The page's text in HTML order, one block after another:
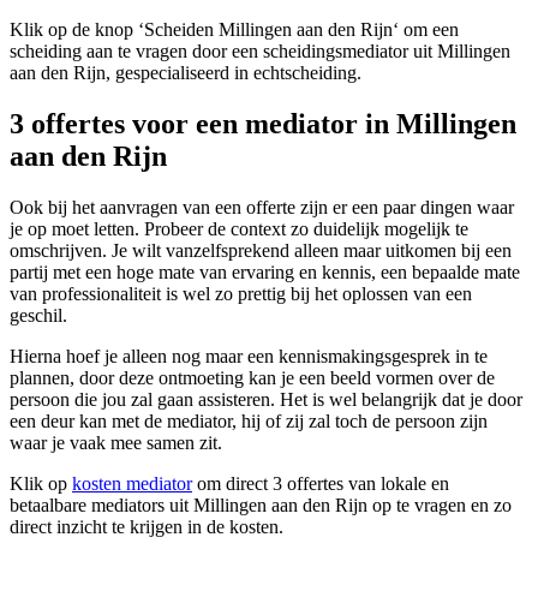
Klik op de knop ‘Scheiden Millingen aan den Rijn‘ om een
scheiding aan te vragen door een scheidingsmediator uit Millingen
aan den Rijn, gespecialiseerd in echtscheiding.
3 offertes voor een mediator in Millingen
aan den Rijn
Ook bij het aanvragen van een offerte zijn er een paar dingen waar
je op moet letten. Probeer de context zo duidelijk mogelijk te
omschrijven. Je wilt vanzelfsprekend alleen maar uitkomen bij een
partij met een hoge mate van ervaring en kennis, een bepaalde mate
van professionaliteit is wel zo prettig bij het oplossen van een
geschil.
Hierna hoef je alleen nog maar een kennismakingsgesprek in te
plannen, door deze ontmoeting kan je een beeld vormen over de
persoon die jou zal gaan assisteren. Het is wel belangrijk dat je door
een deur kan met de mediator, hij of zij zal toch de persoon zijn
waar je vaak mee samen zit.
Klik op kosten mediatorom direct 3 offertes van lokale en
betaalbare mediators uit Millingen aan den Rijn op te vragen en zo
direct inzicht te krijgen in de kosten.